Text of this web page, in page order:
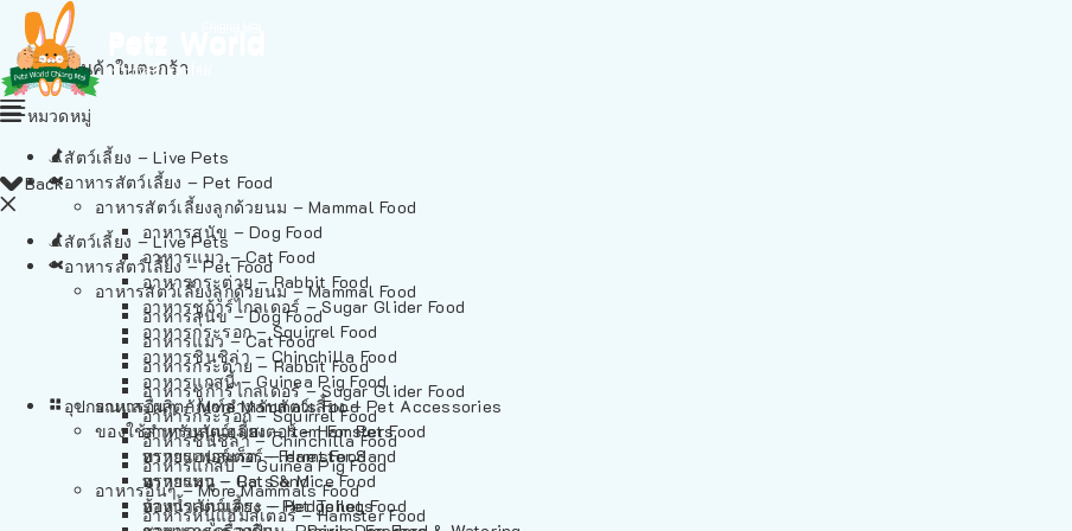
ไม่มีสินค้าในตะกร้า
Back
สัตว์เลี้ยง – Live Pets
อาหารสัตว์เลี้ยง – Pet Food
อาหารสัตว์เลี้ยงลูกด้วยนม – Mammal Food
อาหารสุนัข – Dog Food
อาหารแมว – Cat Food
อาหารกระต่าย – Rabbit Food
อาหารชูก้าร์ไกลเดอร์ – Sugar Glider Food
อาหารกระรอก – Squirrel Food
อาหารชินชิล่า – Chinchilla Food
อาหารแกสบี้ – Guinea Pig Food
อาหารอื่นๆ – More Mammals Food
อาหารหนูแฮมสเตอร์ – Hamster Food
หมวดหมู่
สัตว์เลี้ยง – Live Pets
อาหารสัตว์เลี้ยง – Pet Food
อาหารสัตว์เลี้ยงลูกด้วยนม – Mammal Food
อาหารสุนัข – Dog Food
อาหารแมว – Cat Food
อาหารกระต่าย – Rabbit Food
อาหารชูก้าร์ไกลเดอร์ – Sugar Glider Food
อาหารกระรอก – Squirrel Food
อาหารชินชิล่า – Chinchilla Food
อาหารแกสบี้ – Guinea Pig Food
อาหารอื่นๆ – More Mammals Food
อาหารหนูแฮมสเตอร์ – Hamster Food
อาหารเฟอร์เร็ต – Ferret Food
อาหารหนู – Rats & Mice Food
อาหารเม่นแคระ – Hedgehog Food
อุปกรณและผลิตภัณฑ์สำหรับสัตว์เลี้ยง – Pet Accessories
ของใช้สำหรับสัตว์เลี้ยง – Item For Pets
ทรายแฮมสเตอร์ – Hamster Sand
ทรายแมว – Cat Sand
ห้องน้ำสัตว์เลี้ยง – Pet Toilets